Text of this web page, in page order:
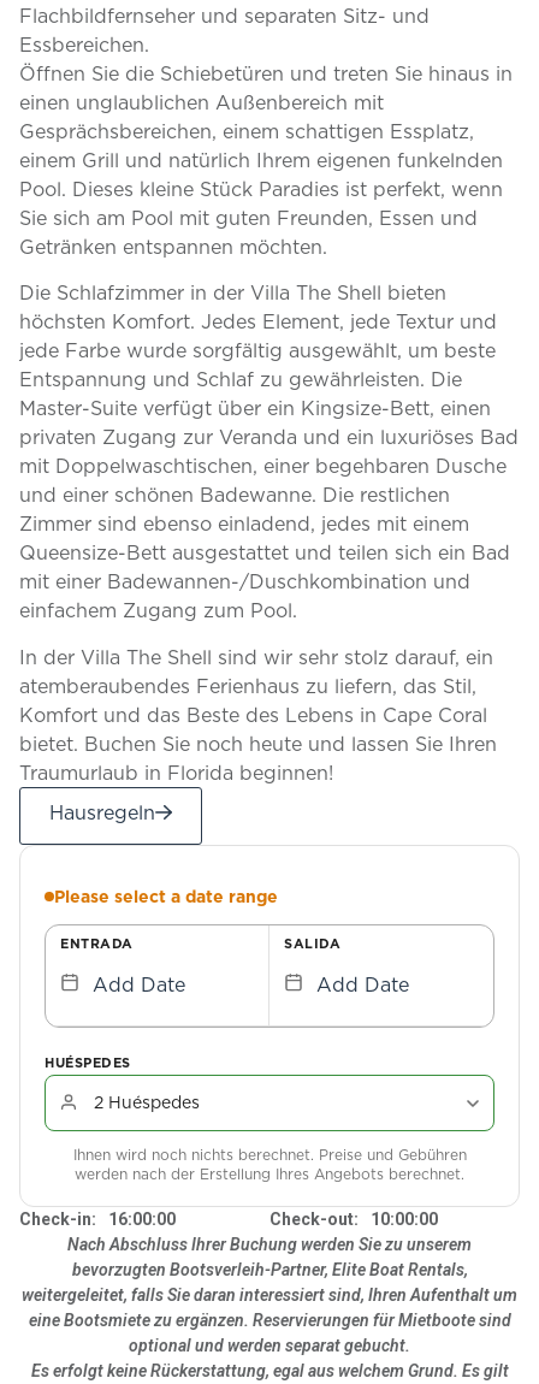
Flachbildfernseher und separaten Sitz- und
Essbereichen.
Öffnen Sie die Schiebetüren und treten Sie hinaus in
einen unglaublichen Außenbereich mit
Gesprächsbereichen, einem schattigen Essplatz,
einem Grill und natürlich Ihrem eigenen funkelnden
Pool. Dieses kleine Stück Paradies ist perfekt, wenn
Sie sich am Pool mit guten Freunden, Essen und
Getränken entspannen möchten.
Die Schlafzimmer in der Villa The Shell bieten
höchsten Komfort. Jedes Element, jede Textur und
jede Farbe wurde sorgfältig ausgewählt, um beste
Entspannung und Schlaf zu gewährleisten. Die
Master-Suite verfügt über ein Kingsize-Bett, einen
privaten Zugang zur Veranda und ein luxuriöses Bad
mit Doppelwaschtischen, einer begehbaren Dusche
und einer schönen Badewanne. Die restlichen
Zimmer sind ebenso einladend, jedes mit einem
Queensize-Bett ausgestattet und teilen sich ein Bad
mit einer Badewannen-/Duschkombination und
einfachem Zugang zum Pool.
In der Villa The Shell sind wir sehr stolz darauf, ein
atemberaubendes Ferienhaus zu liefern, das Stil,
Komfort und das Beste des Lebens in Cape Coral
bietet. Buchen Sie noch heute und lassen Sie Ihren
Traumurlaub in Florida beginnen!
Hausregeln
Please select a date range
ENTRADA
Add Date
SALIDA
Add Date
HUÉSPEDES
Ihnen wird noch nichts berechnet. Preise und Gebühren
werden nach der Erstellung Ihres Angebots berechnet.
Check-in: 16:00:00 Check-out:
10:00:00
Nach Abschluss Ihrer Buchung werden Sie zu unserem
bevorzugten Bootsverleih-Partner, Elite Boat Rentals,
weitergeleitet, falls Sie daran interessiert sind, Ihren Aufenthalt um
eine Bootsmiete zu ergänzen. Reservierungen für Mietboote sind
optional und werden separat gebucht.
Es erfolgt keine Rückerstattung, egal aus welchem Grund. Es gilt